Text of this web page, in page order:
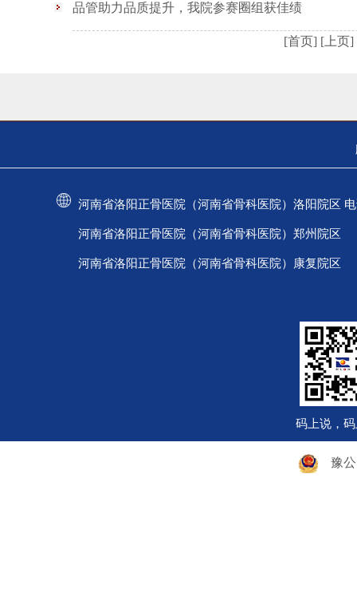
品管助力品质提升，我院参赛圈组获佳绩
[首页] [上页]
河南省洛阳正骨医院（河南省骨科医院）洛阳院区
河南省洛阳正骨医院（河南省骨科医院）郑州院区
河南省洛阳正骨医院（河南省骨科医院）康复院区
码上说，
豫公